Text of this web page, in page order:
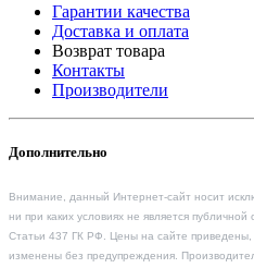
Гарантии качества
Доставка и оплата
Возврат товара
Контакты
Производители
Дополнительно
Внимание, данный Интернет-сайт носит
ни при каких условиях не является
Статьи 437 ГК РФ. Цены на сайте приведены,
изменены без предупреждения.